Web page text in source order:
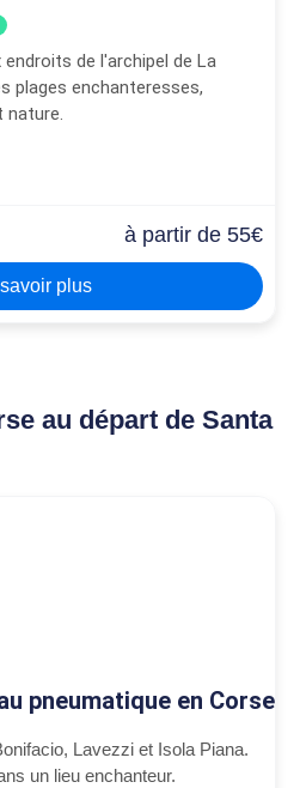
de l'archipel de La
plages enchanteresses,
nature.
à partir de 55€
plus
au départ de Santa
pneumatique en Corse
Lavezzi et Isola Piana.
un lieu enchanteur.